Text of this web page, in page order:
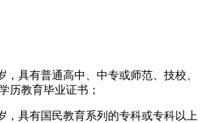
，具有普通高中、中专或师范、技校、
历教育毕业证书；
，具有国民教育系列的专科或专科以上